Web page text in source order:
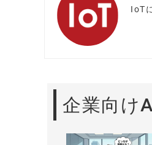
IoT
企業向け